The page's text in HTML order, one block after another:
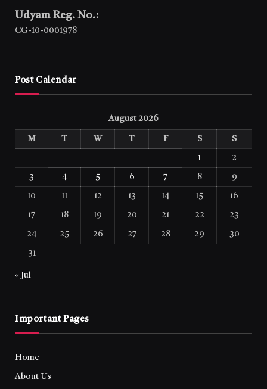
Udyam Reg. No.:
CG-10-0001978
Post Calendar
August 2026
M T W T F S S
1 2
3 4 5 6 7 8 9
10 11 12 13 14 15 16
17 18 19 20 21 22 23
24 25 26 27 28 29 30
31
« Jul
Important Pages
Home
About Us